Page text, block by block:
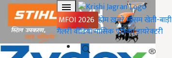
MFOI 2026 होमख़बरेंमौसमखेती-बाड़ी
गैलरीवीडियोमासिक पत्रिकाडायरेक्टरी